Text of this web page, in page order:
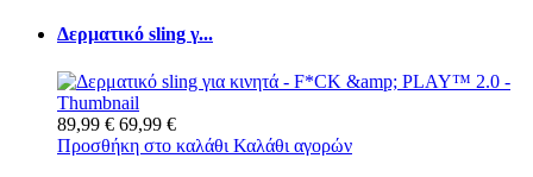
Δερματικό sling γ...
89,99 € 69,99 €
Προσθήκη στο καλάθι Καλάθι αγορών